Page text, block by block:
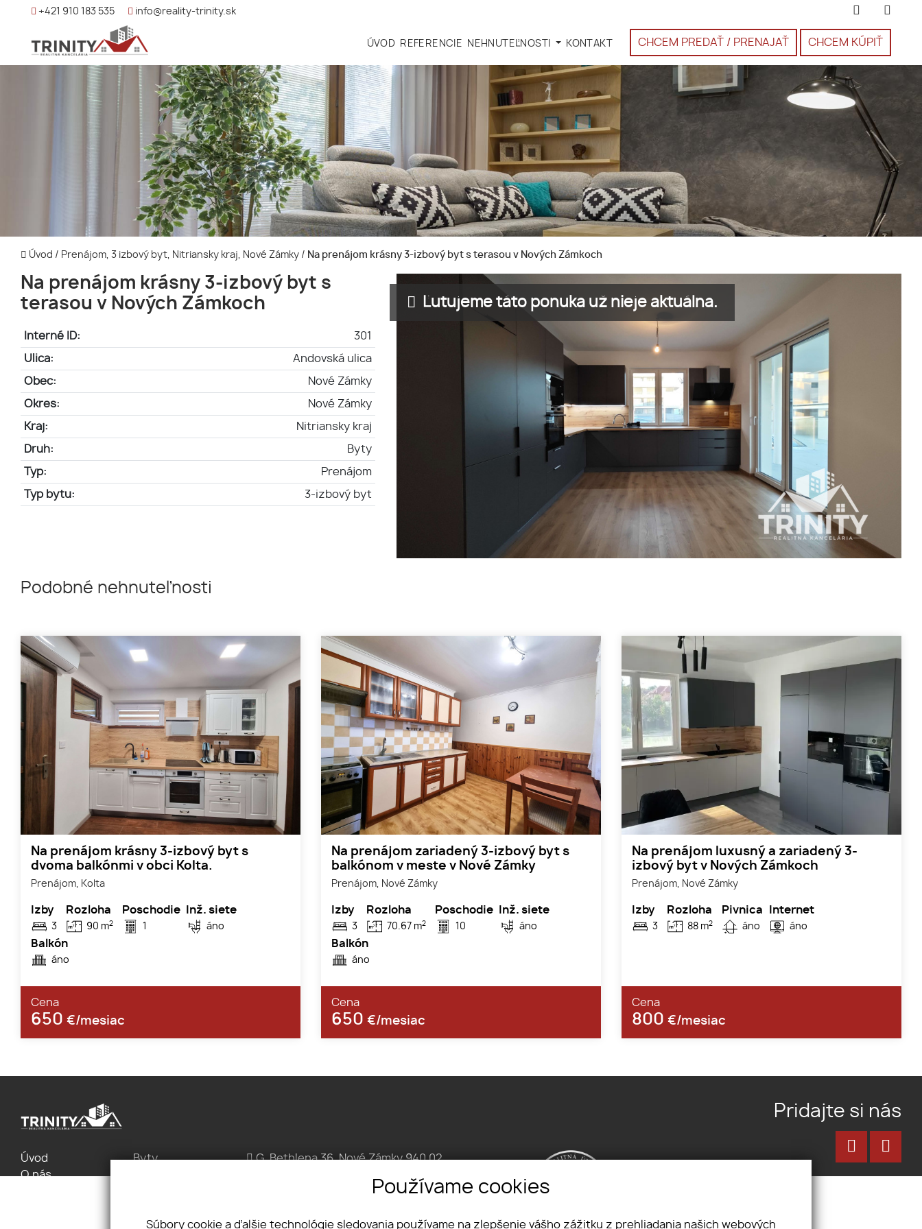
+421 910 183 535 info@reality-trinity.sk
CHCEM PREDAŤ / PRENAJAŤ CHCEM KÚPIŤ
ÚVOD REFERENCIE NEHNUTEĽNOSTI KONTAKT
Úvod / Prenájom, 3 izbový byt, Nitriansky kraj, Nové Zámky / Na prenájom krásny 3-izbový byt s terasou v Nových Zámkoch
Na prenájom krásny 3-izbový byt s
terasou v Nových Zámkoch
Interné ID: 301
Ulica: Andovská ulica
Obec: Nové Zámky
Okres: Nové Zámky
Kraj: Nitriansky kraj
Druh: Byty
Typ: Prenájom
Typ bytu: 3-izbový byt
Ľutujeme táto ponuka už nieje aktuálna.
Podobné nehnuteľnosti
Na prenájom krásny 3-izbový byt s
dvoma balkónmi v obci Kolta.
Prenájom, Kolta
Izby
3
Rozloha
90 m2
Poschodie
1
Inž. siete
áno
Balkón
áno
Cena
650 €/mesiac
Na prenájom zariadený 3-izbový byt s
balkónom v meste v Nové Zámky
Prenájom, Nové Zámky
Izby
3
Rozloha
70.67 m2
Poschodie
10
Inž. siete
áno
Balkón
áno
Cena
650 €/mesiac
Na prenájom luxusný a zariadený 3-
izbový byt v Nových Zámkoch
Prenájom, Nové Zámky
Izby
3
Rozloha
88 m2
Pivnica
áno
Internet
áno
Cena
800 €/mesiac
Úvod
O nás
Byty
G. Bethlena 36, Nové Zámky 940 02
Pridajte si nás
Používame cookies
Súbory cookie a ďalšie technológie sledovania používame na zlepšenie vášho zážitku z prehliadania našich webových